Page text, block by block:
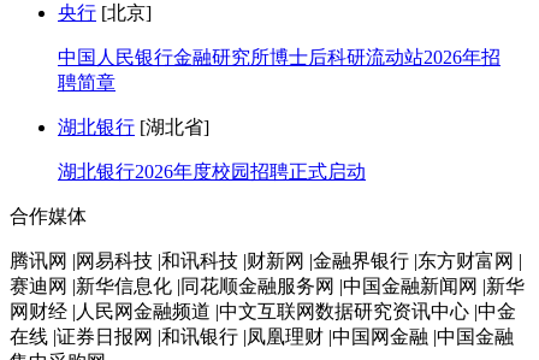
央行 [北京]
中国人民银行金融研究所博士后科研流动站2026年招
聘简章
湖北银行 [湖北省]
湖北银行2026年度校园招聘正式启动
合作媒体
腾讯网 |网易科技 |和讯科技 |财新网 |金融界银行 |东方财富网 |
赛迪网 |新华信息化 |同花顺金融服务网 |中国金融新闻网 |新华
网财经 |人民网金融频道 |中文互联网数据研究资讯中心 |中金
在线 |证券日报网 |和讯银行 |凤凰理财 |中国网金融 |中国金融